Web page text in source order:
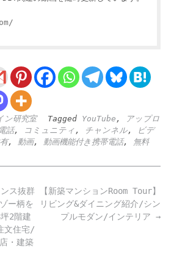
ン研究室 Tagged YouTube ,
アップロ
話, コミュニティ , チャンネル,
ビデ
, 動画, 動画機能付き携帯電話, 無料
【新築マンションRoom Tour】
リビング&ダイニング紹介/シン
プルモダン/インテリア →
ス抜群
ー柄を
2階建
文住宅/
・建築